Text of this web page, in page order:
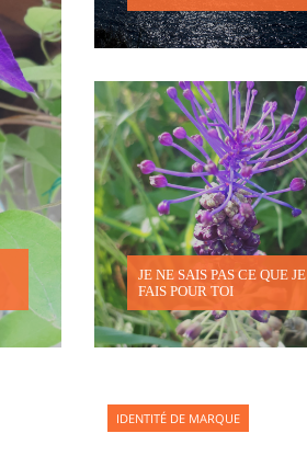
JE NE SAIS PAS CE QUE JE
FAIS POUR TOI
IDENTITÉ DE MARQUE